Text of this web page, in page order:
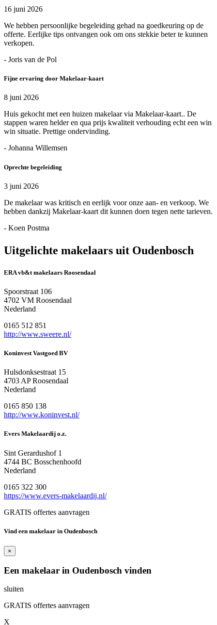
16 juni 2026
We hebben persoonlijke begeleiding gehad na goedkeuring op de
offerte. Eerlijke tips ontvangen ook om ons stekkie beter te kunnen
verkopen.
- Joris van de Pol
Fijne ervaring door Makelaar-kaart
8 juni 2026
Huis gekocht met een huizen makelaar via Makelaar-kaart.. De
stappen waren helder en qua prijs kwaliteit verhouding echt een win
win situatie. Prettige ondervinding.
- Johanna Willemsen
Oprechte begeleiding
3 juni 2026
De makelaar was kritisch en eerlijk voor onze aan- en verkoop. We
hebben dankzij Makelaar-kaart dit kunnen doen tegen nette tarieven.
- Koen Postma
Uitgelichte makelaars uit Oudenbosch
ERA vb&t makelaars Roosendaal
Spoorstraat 106
4702 VM Roosendaal
Nederland
0165 512 851
http://www.sweere.nl/
Koninvest Vastgoed BV
Hulsdonksestraat 15
4703 AP Roosendaal
Nederland
0165 850 138
http://www.koninvest.nl/
Evers Makelaardij o.z.
Sint Gerardushof 1
4744 BC Bosschenhoofd
Nederland
0165 322 300
https://www.evers-makelaardij.nl/
GRATIS offertes aanvragen
Vind een makelaar in Oudenbosch
×
Een makelaar in Oudenbosch vinden
sluiten
GRATIS offertes aanvragen
X